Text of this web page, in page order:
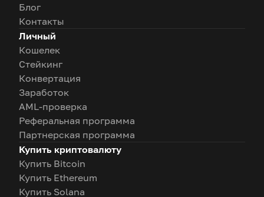
Блог
Контакты
Личный
Кошелек
Стейкинг
Конвертация
Заработок
AML-проверка
Реферальная программа
Партнерская программа
Купить криптовалюту
Купить Bitcoin
Купить Ethereum
Купить Solana